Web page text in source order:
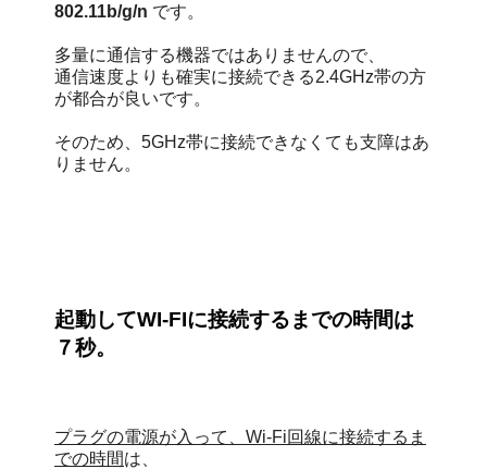
802.11b/g/n です。
多量に通信する機器ではありませんので、
通信速度よりも確実に接続できる2.4GHz帯の方
が都合が良いです。
そのため、5GHz帯に接続できなくても支障はあ
りません。
起動してWI-FIに接続するまでの時間は
７秒。
プラグの電源が入って、Wi-Fi回線に接続するま
での時間は、